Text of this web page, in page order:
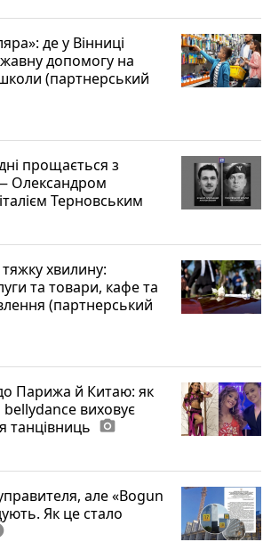
де у Вінниці
допомогу на
(партнерський
прощається з
Олександром
Терновським
хвилину:
та товари, кафе та
(партнерський
Парижа й Китаю: як
виховує
танцівниць photo_camera
але «Bogun
Як це стало